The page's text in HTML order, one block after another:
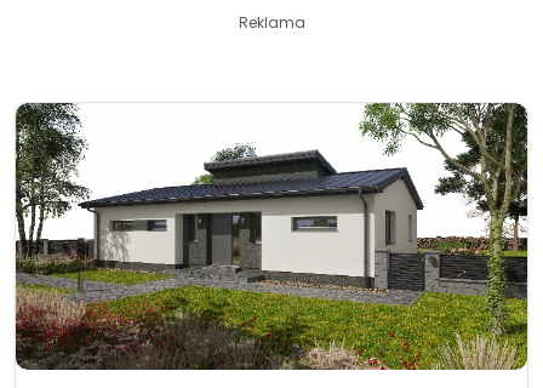
Reklama